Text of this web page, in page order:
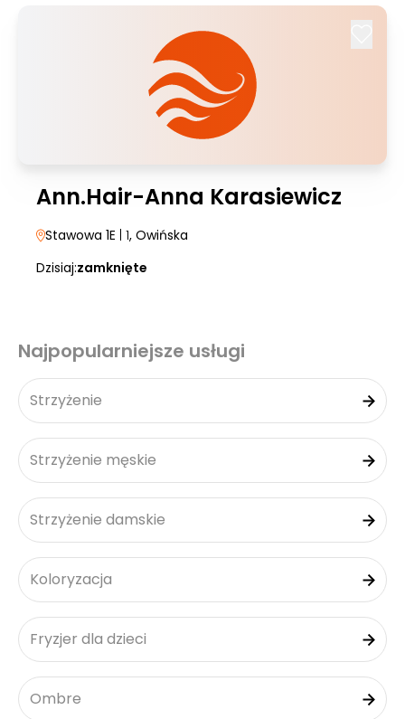
Ann.Hair-Anna Karasiewicz
Stawowa 1E | 1, Owińska
Dzisiaj:zamknięte
Najpopularniejsze usługi
Strzyżenie
Strzyżenie męskie
Strzyżenie damskie
Koloryzacja
Fryzjer dla dzieci
Ombre